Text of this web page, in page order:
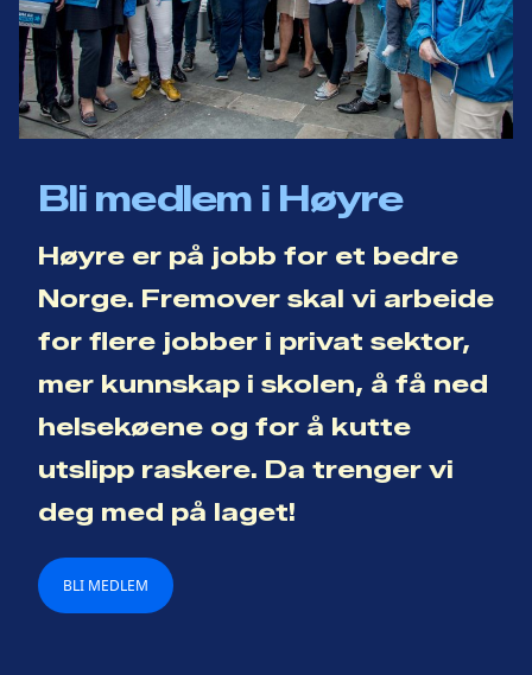
Bli medlem i Høyre
Høyre er på jobb for et bedre
Norge. Fremover skal vi arbeide
for flere jobber i privat sektor,
mer kunnskap i skolen, å få ned
helsekøene og for å kutte
utslipp raskere. Da trenger vi
deg med på laget!
BLI MEDLEM